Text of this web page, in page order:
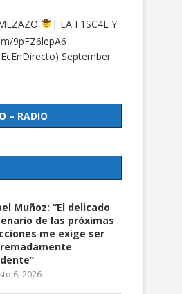
| LA F1SC4L Y
9pFZ6lepA6
September
– RADIO
Muñoz: “El delicado
de las próximas
me exige ser
6, 2026